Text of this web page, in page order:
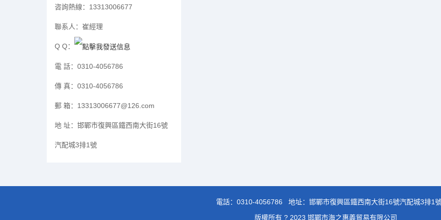
咨詢熱線： 13313006677
聯系人： 崔經理
Q Q：
電 話： 0310-4056786
傳 真： 0310-4056786
郵 箱： 13313006677@126.com
地 址： 邯鄲市復興區鐵西南大街16號
汽配城3排1號
電話： 0310-4056786
地址：邯鄲市復興區鐵西南大街16號汽配城3排1
版權所有 ? 2023 邯鄲市海之惠義貿易有限公司